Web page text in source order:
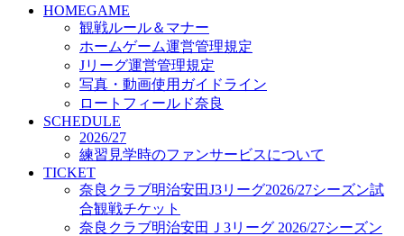
サポートショップ
GOODS
オフィシャルストア（実店舗）
オンラインストア
ACADEMY
アカデミーについて
プロジェクト
コーチ&スタッフ
ジュニア
ジュニアユース
ユース
練習拠点（ナラディーア）
SCHOOL
HOMEGAME
観戦ルール＆マナー
ホームゲーム運営管理規定
Jリーグ運営管理規定
写真・動画使用ガイドライン
ロートフィールド奈良
SCHEDULE
2026/27
練習見学時のファンサービスについて
TICKET
奈良クラブ明治安田J3リーグ2026/27シーズン試
合観戦チケット
奈良クラブ明治安田Ｊ3リーグ 2026/27シーズン